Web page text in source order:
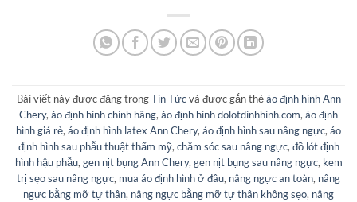
Bài viết này được đăng trongTin Tứcvà được gắn thẻáo định hình Ann
Chery,áo định hình chính hãng,áo định hình dolotdinhhinh.com,áo định
hình giá rẻ,áo định hình latex Ann Chery,áo định hình sau nâng ngực,áo
định hình sau phẫu thuật thẩm mỹ,chăm sóc sau nâng ngực,đồ lót định
hình hậu phẫu,gen nịt bụng Ann Chery,gen nịt bụng sau nâng ngực, kem
trị sẹo sau nâng ngực, mua áo định hình ở đâu, nâng ngực an toàn, nâng
ngực bằng mỡ tự thân, nâng ngực bằng mỡ tự thân không sẹo, nâng